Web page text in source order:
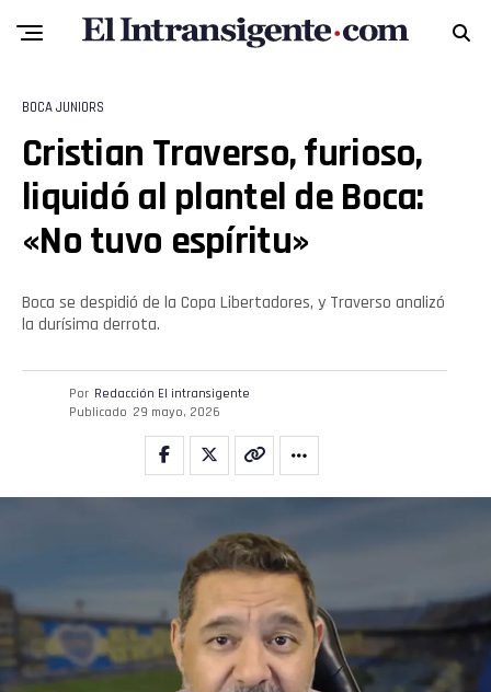
BOCA JUNIORS
Cristian Traverso, furioso,
liquidó al plantel de Boca:
«No tuvo espíritu»
Boca se despidió de la Copa Libertadores, y Traverso analizó
la durísima derrota.
Por Redacción El intransigente
Publicado 29 mayo, 2026
Email